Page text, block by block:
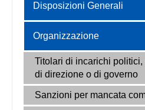
Disposizioni Generali
Organizzazione
Titolari di incarichi
di direzione o di governo
Sanzioni per mancata